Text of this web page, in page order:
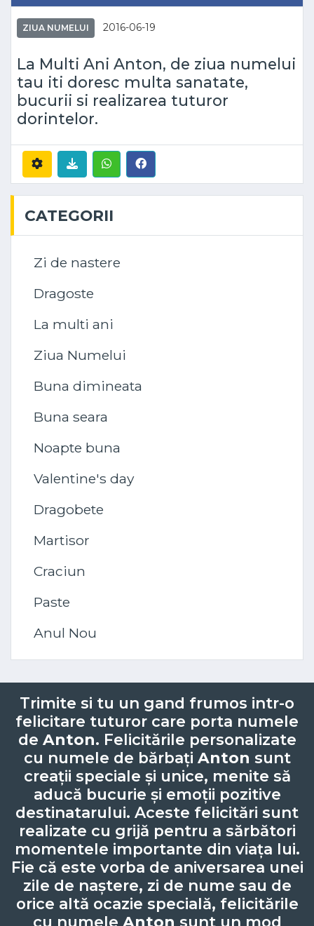
ZIUA NUMELUI 2016-06-19
La Multi Ani Anton, de ziua numelui
tau iti doresc multa sanatate,
bucurii si realizarea tuturor
dorintelor.
CATEGORII
Zi de nastere
Dragoste
La multi ani
Ziua Numelui
Buna dimineata
Buna seara
Noapte buna
Valentine's day
Dragobete
Martisor
Craciun
Paste
Anul Nou
Trimite si tu un gand frumos intr-o
felicitare tuturor care porta numele
de Anton. Felicitările personalizate
cu numele de bărbați Anton sunt
creații speciale și unice, menite să
aducă bucurie și emoții pozitive
destinatarului. Aceste felicitări sunt
realizate cu grijă pentru a sărbători
momentele importante din viața lui.
Fie că este vorba de aniversarea unei
zile de naștere, zi de nume sau de
orice altă ocazie specială, felicitările
cu numele Anton sunt un mod